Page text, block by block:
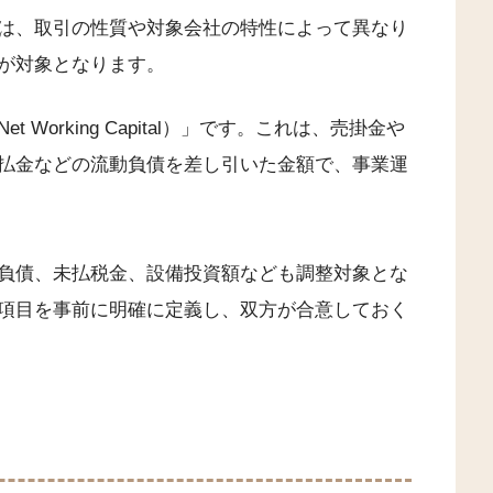
、取引の性質や対象会社の特性によって異なり
対象となります。
Working Capital）」です。これは、売掛金や
金などの流動負債を差し引いた金額で、事業運
債、未払税金、設備投資額なども調整対象とな
を事前に明確に定義し、双方が合意しておく